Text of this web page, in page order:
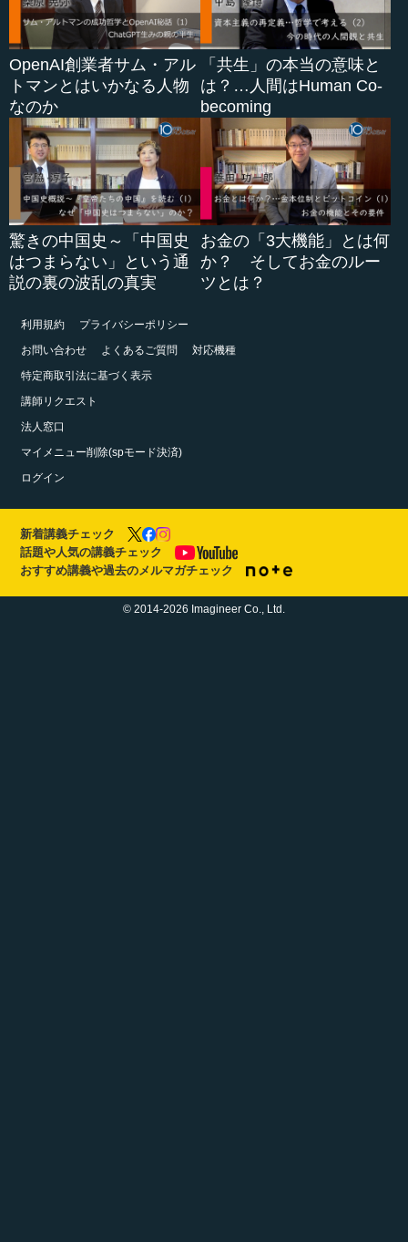
OpenAI創業者サム・アル
トマンとはいかなる人物
なのか
「共生」の本当の意味と
は？…人間はHuman Co-
becoming
驚きの中国史～「中国史
はつまらない」という通
説の裏の波乱の真実
お金の「3大機能」とは何
か？ そしてお金のルー
ツとは？
利用規約
プライバシーポリシー
お問い合わせ
よくあるご質問
対応機種
特定商取引法に基づく表示
講師リクエスト
法人窓口
マイメニュー削除(spモード決済)
ログイン
新着講義チェック
話題や人気の講義チェック
おすすめ講義や過去のメルマガチェック
© 2014-2026 Imagineer Co., Ltd.